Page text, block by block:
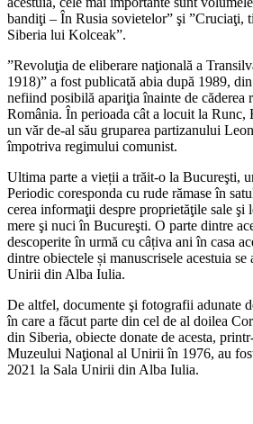
bandiţi – În Rusia sovietelor” şi ”Cruciaţi,
Siberia lui Kolceak”.
”Revoluţia de eliberare naţională a
1918)” a fost publicată abia după 1989,
nefiind posibilă apariţia înainte de căderea
România. În perioada cât a locuit la
un văr de-al său gruparea partizanului
împotriva regimului comunist.
Ultima parte a vieții a trăit-o la Bucureşti,
Periodic coresponda cu rude rămase în
cerea informaţii despre proprietăţile sale şi
mere şi nuci în Bucureşti. O parte dintre
descoperite în urmă cu câțiva ani în casa
dintre obiectele și manuscrisele acestuia
Unirii din Alba Iulia.
De altfel, documente şi fotografii adunate
în care a făcut parte din cel de al doilea
din Siberia, obiecte donate de acesta,
Muzeului Naţional al Unirii în 1976, au
2021 la Sala Unirii din Alba Iulia.